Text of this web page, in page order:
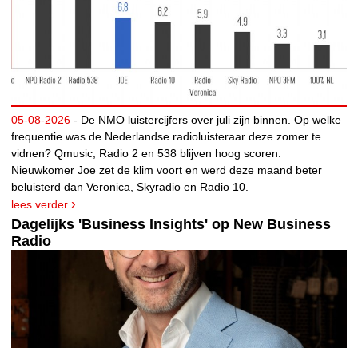
05-08-2026 - De NMO luistercijfers over juli zijn binnen. Op welke
frequentie was de Nederlandse radioluisteraar deze zomer te
vidnen? Qmusic, Radio 2 en 538 blijven hoog scoren.
Nieuwkomer Joe zet de klim voort en werd deze maand beter
beluisterd dan Veronica, Skyradio en Radio 10.
lees verder
Dagelijks 'Business Insights' op New Business
Radio